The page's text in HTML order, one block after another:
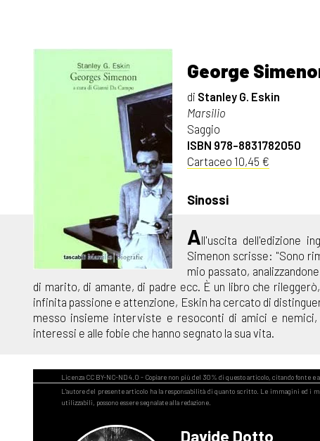
George
di Stanley G. Eskin
Marsilio
Saggio
ISBN 978-8831782050
Cartaceo 10,45 €
Sinossi
All'uscita dell'edizione
Simenon scrisse: "Sono
mio passato,
di marito, di amante, di padre ecc. È un libro che
infinita passione e attenzione, Eskin ha cercato di
messo insieme interviste e resoconti di amici e nemici,
interessi e alle fobie che hanno segnato la sua vita.
Davide Dotto